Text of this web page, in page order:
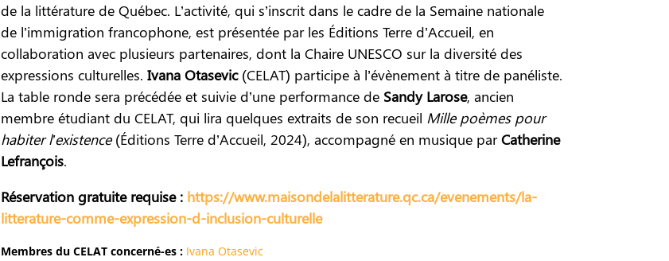
de la littérature de Québec. L’activité, qui s’inscrit dans le cadre de la Semaine nationale
de l’immigration francophone, est présentée par les Éditions Terre d’Accueil, en
collaboration avec plusieurs partenaires, dont la Chaire UNESCO sur la diversité des
expressions culturelles. Ivana Otasevic(CELAT) participe à l’évènement à titre de panéliste.
La table ronde sera précédée et suivie d’une performance de Sandy Larose, ancien
membre étudiant du CELAT, qui lira quelques extraits de son recueil Mille poèmes pour
habiter l’existence(Éditions Terre d’Accueil, 2024), accompagné en musique parCatherine
Lefrançois.
Réservation gratuite requise : https://www.maisondelalitterature.qc.ca/evenements/la-
litterature-comme-expression-d-inclusion-culturelle
Membres du CELAT concerné-es : Ivana Otasevic